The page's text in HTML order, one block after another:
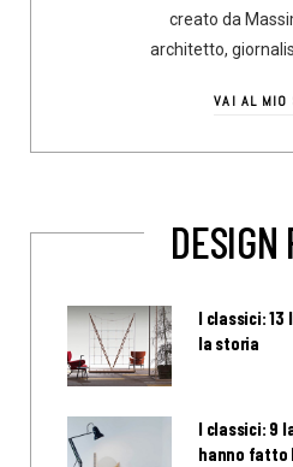
creato da
architetto,
VAI AL MIO
DESIGN
I classici:
la storia
I classici: 9
hanno fatto